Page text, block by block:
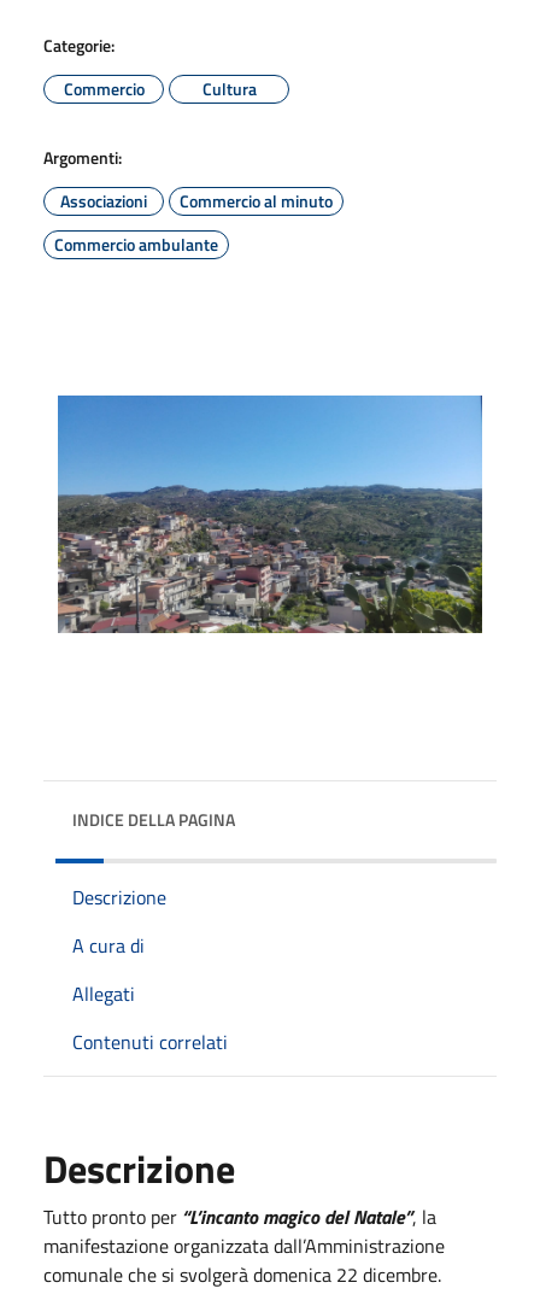
Categorie:
Commercio
Cultura
Argomenti:
Associazioni
Commercio al minuto
Commercio ambulante
INDICE DELLA PAGINA
Descrizione
A cura di
Allegati
Contenuti correlati
Descrizione
Tutto pronto per “L’incanto magico del Natale”, la
manifestazione organizzata dall’Amministrazione
comunale che si svolgerà domenica 22 dicembre.